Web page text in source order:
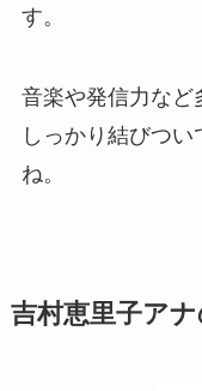
す。
音楽や発信力など
しっかり結びつ
ね。
吉村恵里子ア